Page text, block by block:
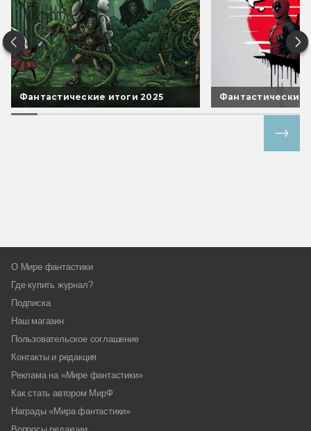
Фантастические итоги 2025 Фантастические
О Мире фантастики
Где купить журнал?
Подписка
Наш магазин
Пользовательское соглашение
Контакты и редакция
Реклама на «Мире фантастики»
Как стать автором МирФ
Награды «Мира фантастики»